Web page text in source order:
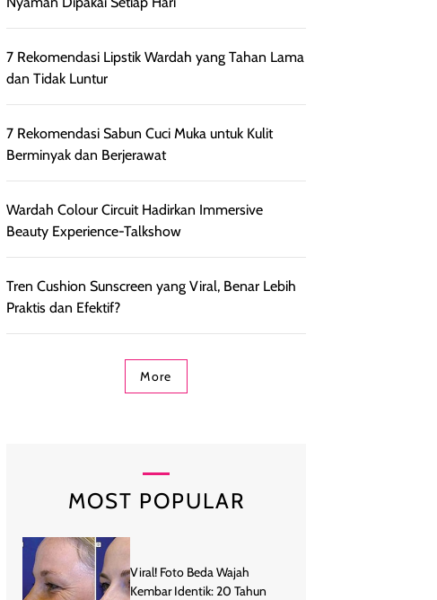
7 Rekomendasi Lipstik Wardah yang Tahan Lama
dan Tidak Luntur
7 Rekomendasi Sabun Cuci Muka untuk Kulit
Berminyak dan Berjerawat
Wardah Colour Circuit Hadirkan Immersive
Beauty Experience-Talkshow
Tren Cushion Sunscreen yang Viral, Benar Lebih
Praktis dan Efektif?
More
MOST POPULAR
Viral! Foto Beda Wajah
Kembar Identik: 20 Tahun